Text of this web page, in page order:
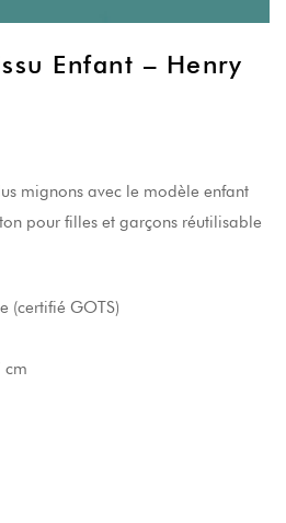
Enfant – Henry
mignons avec le modèle enfant
pour filles et garçons réutilisable
(certifié GOTS)
cm